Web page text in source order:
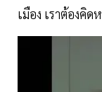
เมือง เราต้องคิ